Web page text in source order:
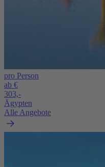
pro Person
ab €
303,-
Ägypten
Alle Angebote